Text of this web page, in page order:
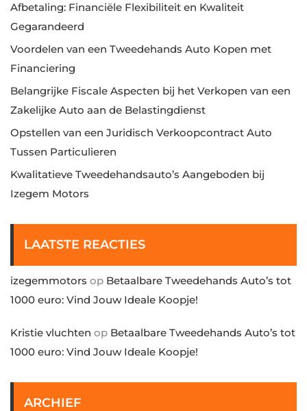
Afbetaling: Financiële Flexibiliteit en Kwaliteit
Gegarandeerd
Voordelen van een Tweedehands Auto Kopen met
Financiering
Belangrijke Fiscale Aspecten bij het Verkopen van een
Zakelijke Auto aan de Belastingdienst
Opstellen van een Juridisch Verkoopcontract Auto
Tussen Particulieren
Kwalitatieve Tweedehandsauto’s Aangeboden bij
Izegem Motors
LAATSTE REACTIES
izegemmotors op Betaalbare Tweedehands Auto’s tot
1000 euro: Vind Jouw Ideale Koopje!
Kristie vluchten op Betaalbare Tweedehands Auto’s tot
1000 euro: Vind Jouw Ideale Koopje!
ARCHIEF